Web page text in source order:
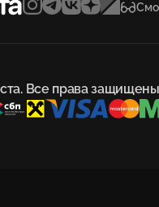
Все права